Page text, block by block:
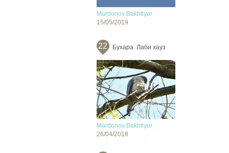
Mardonov Bakhtiyor
15/05/2019
22 Бухара. Лаби хауз
Mardonov Bakhtiyor
26/04/2018